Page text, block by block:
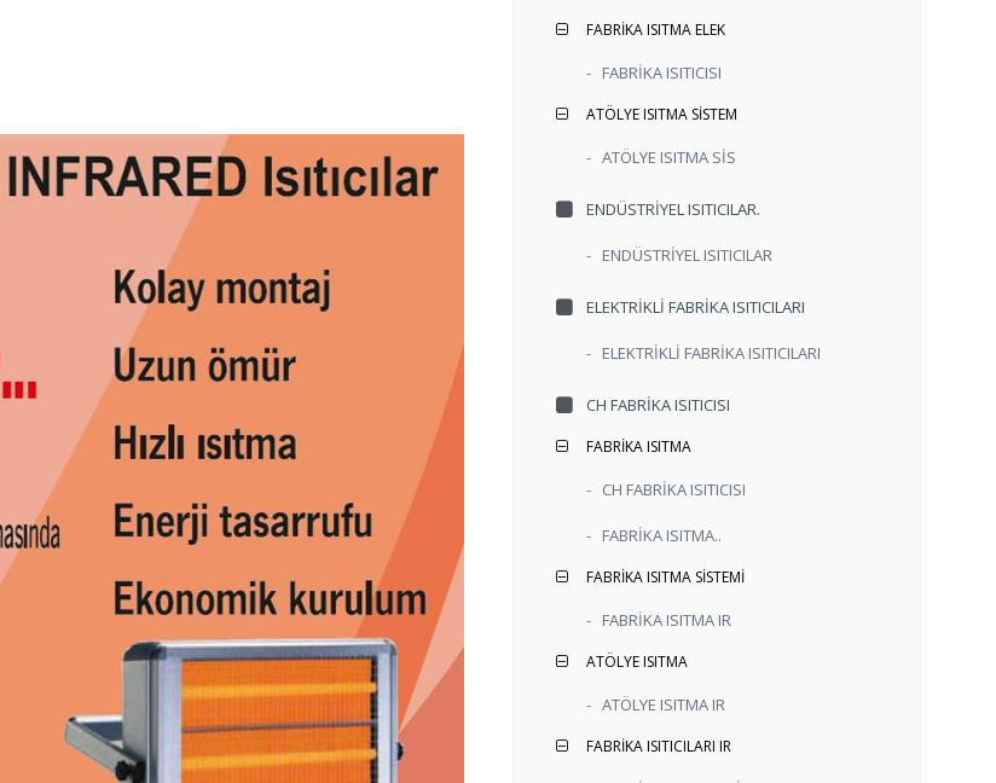
FABRİKA ISITMA ELEK
- FABRİKA ISITICISI
ATÖLYE ISITMA SİSTEM
- ATÖLYE ISITMA SİS
ENDÜSTRİYEL ISITICILAR.
- ENDÜSTRİYEL ISITICILAR
ELEKTRİKLİ FABRİKA ISITICILARI
- ELEKTRİKLİ FABRİKA ISITICILARI
CH FABRİKA ISITICISI
FABRİKA ISITMA
- CH FABRİKA ISITICISI
- FABRİKA ISITMA..
FABRİKA ISITMA SİSTEMİ
- FABRİKA ISITMA IR
ATÖLYE ISITMA
- ATÖLYE ISITMA IR
FABRİKA ISITICILARI IR